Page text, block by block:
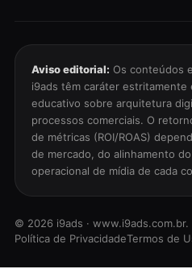
Aviso editorial: Os conteúdos
i9ads têm caráter
educativo sobre arquitetura
processos comerciais. O
de métricas (ROI/ROAS)
de mercado, do alinhamento
operacional de mídia de cada
© 2026 i9ads ·
Política de PrivacidadeTermos de